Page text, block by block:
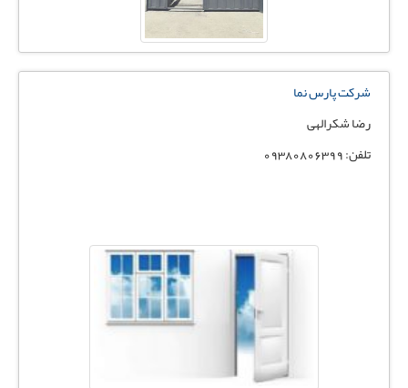
شرکت پارس نما
رضا شکرالهی
تلفن: 09380806399